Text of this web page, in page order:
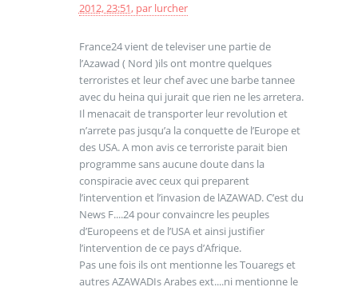
2012, 23:51, par lurcher
France24 vient de televiser une partie de
l’Azawad ( Nord )ils ont montre quelques
terroristes et leur chef avec une barbe tannee
avec du heina qui jurait que rien ne les arretera.
Il menacait de transporter leur revolution et
n’arrete pas jusqu’a la conquette de l’Europe et
des USA. A mon avis ce terroriste parait bien
programme sans aucune doute dans la
conspiracie avec ceux qui preparent
l’intervention et l’invasion de lAZAWAD. C’est du
News F....24 pour convaincre les peuples
d’Europeens et de l’USA et ainsi justifier
l’intervention de ce pays d’Afrique.
Pas une fois ils ont mentionne les Touaregs et
autres AZAWADIs Arabes ext....ni mentionne le